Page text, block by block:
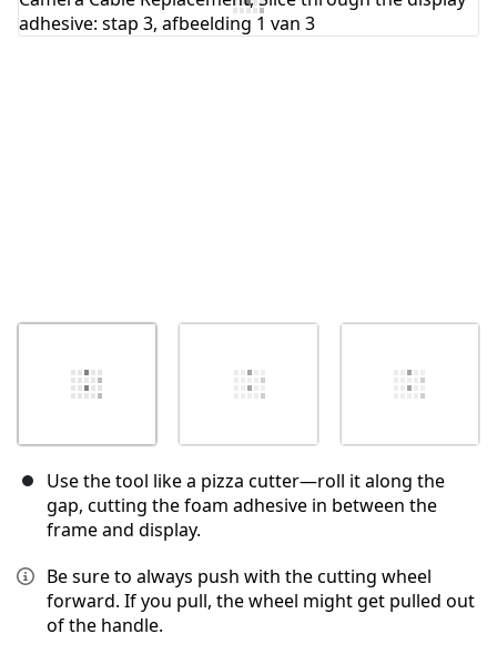
Use the tool like a pizza cutter—roll it along the
gap, cutting the foam adhesive in between the
frame and display.
Be sure to always push with the cutting wheel
forward. If you pull, the wheel might get pulled out
of the handle.